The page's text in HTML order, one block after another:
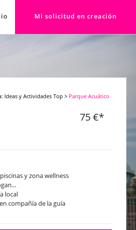
Mi solicitud en creación
Ideas y Actividades Top > Parque Acuático
75 €*
y zona wellness
local
compañía de la guía